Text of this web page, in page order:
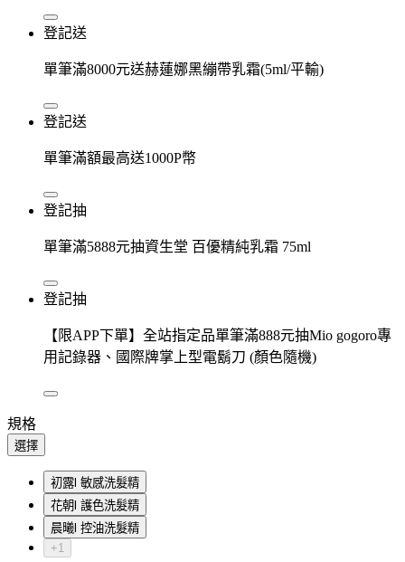
登記送
單筆滿8000元送赫蓮娜黑繃帶乳霜(5ml/平輸)
登記送
單筆滿額最高送1000P幣
登記抽
單筆滿5888元抽資生堂 百優精純乳霜 75ml
登記抽
【限APP下單】全站指定品單筆滿888元抽Mio gogoro專
用記錄器、國際牌掌上型電鬍刀 (顏色隨機)
規格
選擇
初露l 敏感洗髮精
花朝l 護色洗髮精
晨曦l 控油洗髮精
+1